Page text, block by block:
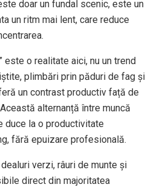
doar un fundal scenic, este un
un ritm mai lent, care reduce
este o realitate aici, nu un trend
plimbări prin păduri de fag și
un contrast productiv față de
alternanță între muncă
duce la o productivitate
fără epuizare profesională.
verzi, râuri de munte și
direct din majoritatea